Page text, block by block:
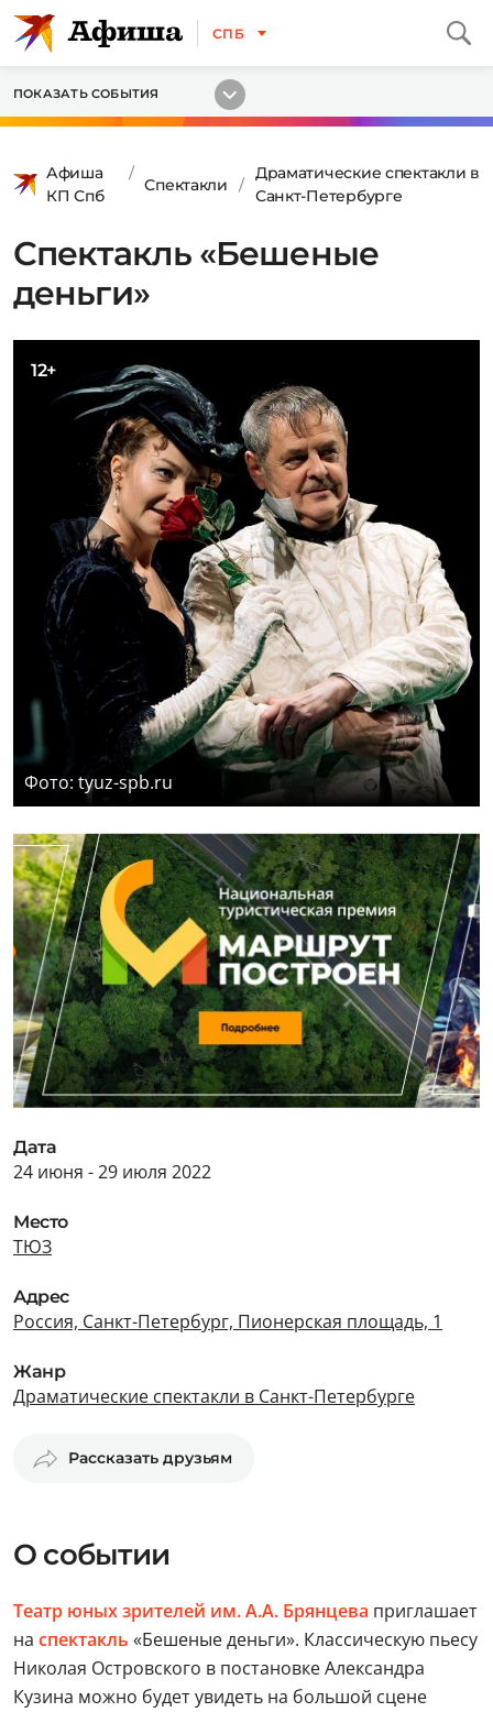
СПБ
ПОКАЗАТЬ СОБЫТИЯ
Афиша
КП Спб
Спектакли
Драматические спектакли в
Санкт-Петербурге
Спектакль «Бешеные
деньги»
12+
Фото: tyuz-spb.ru
Дата
24 июня - 29 июля 2022
Место
ТЮЗ
Адрес
Россия, Санкт-Петербург, Пионерская площадь, 1
Жанр
Драматические спектакли в Санкт-Петербурге
Рассказать друзьям
О событии
Театр юных зрителей им. А.А. Брянцева приглашает
на спектакль «Бешеные деньги». Классическую пьесу
Николая Островского в постановке Александра
Кузина можно будет увидеть на большой сцене